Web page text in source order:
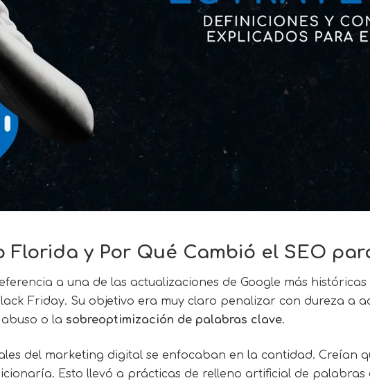
Florida y Por Qué Cambió el SEO
a una de las actualizaciones de Google más
Friday. Su objetivo era muy claro penalizar con dureza a
o la sobreoptimización de palabras clave.
del marketing digital se enfocaban en la cantidad. Creían
Esto llevó a prácticas de relleno artificial de palabras